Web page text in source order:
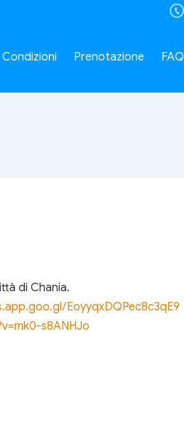
Condizioni Prenotazione FAQ
di Chania.
EoyyqxDQPec8c3qE9
s8ANHJo